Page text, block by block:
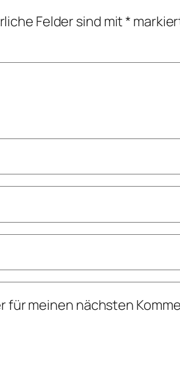
Felder sind mit*
für meinen nächsten